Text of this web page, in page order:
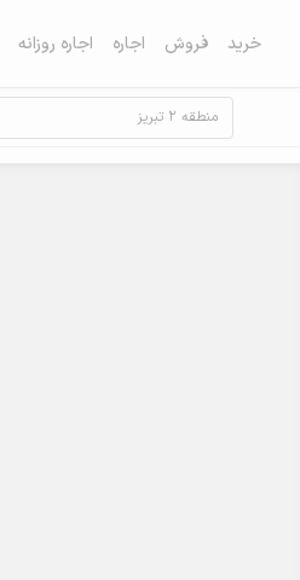
خرید فروش اجاره اجاره روزانه